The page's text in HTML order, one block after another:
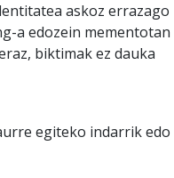
askoz errazago
a edozein mementotan
biktimak ez dauka
egiteko indarrik edo